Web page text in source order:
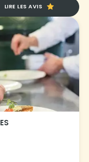
LIRE LES AVIS